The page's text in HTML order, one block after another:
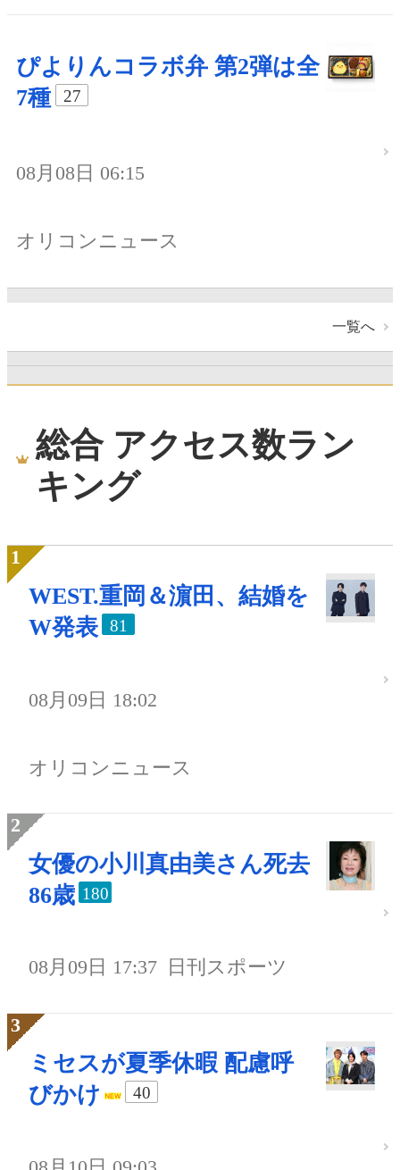
ぴよりんコラボ弁 第2弾は全
7種
27
08月08日 06:15
オリコンニュース
一覧へ
総合 アクセス数ラン
キング
WEST.重岡＆濵田、結婚を
W発表
81
08月09日 18:02
オリコンニュース
女優の小川真由美さん死去
86歳 180
08月09日 17:37 日刊スポーツ
ミセスが夏季休暇 配慮呼
びかけ
40